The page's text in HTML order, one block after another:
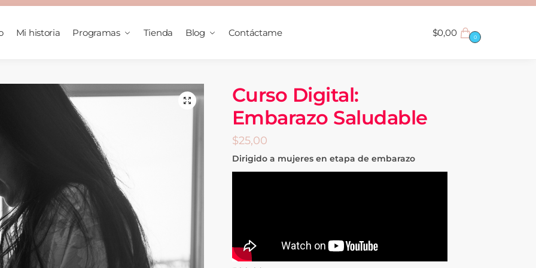
Mi historia Programas Tienda Blog Contáctame $0,00 0
Curso Digital:
Embarazo Saludable
$25,00
Dirigido a mujeres en etapa de embarazo